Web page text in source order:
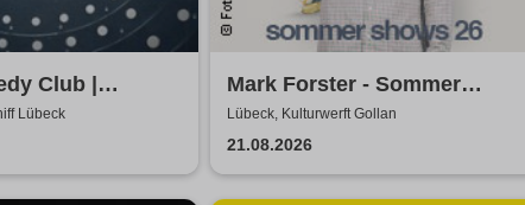
Club |
Lübeck
Lübeck
Mark Forster - Sommer
Shows 2026
Lübeck, Kulturwerft Gollan
21.08.2026